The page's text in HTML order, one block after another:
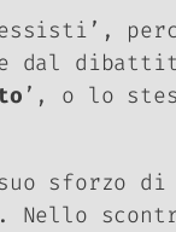
dal
’, o lo
sforzo